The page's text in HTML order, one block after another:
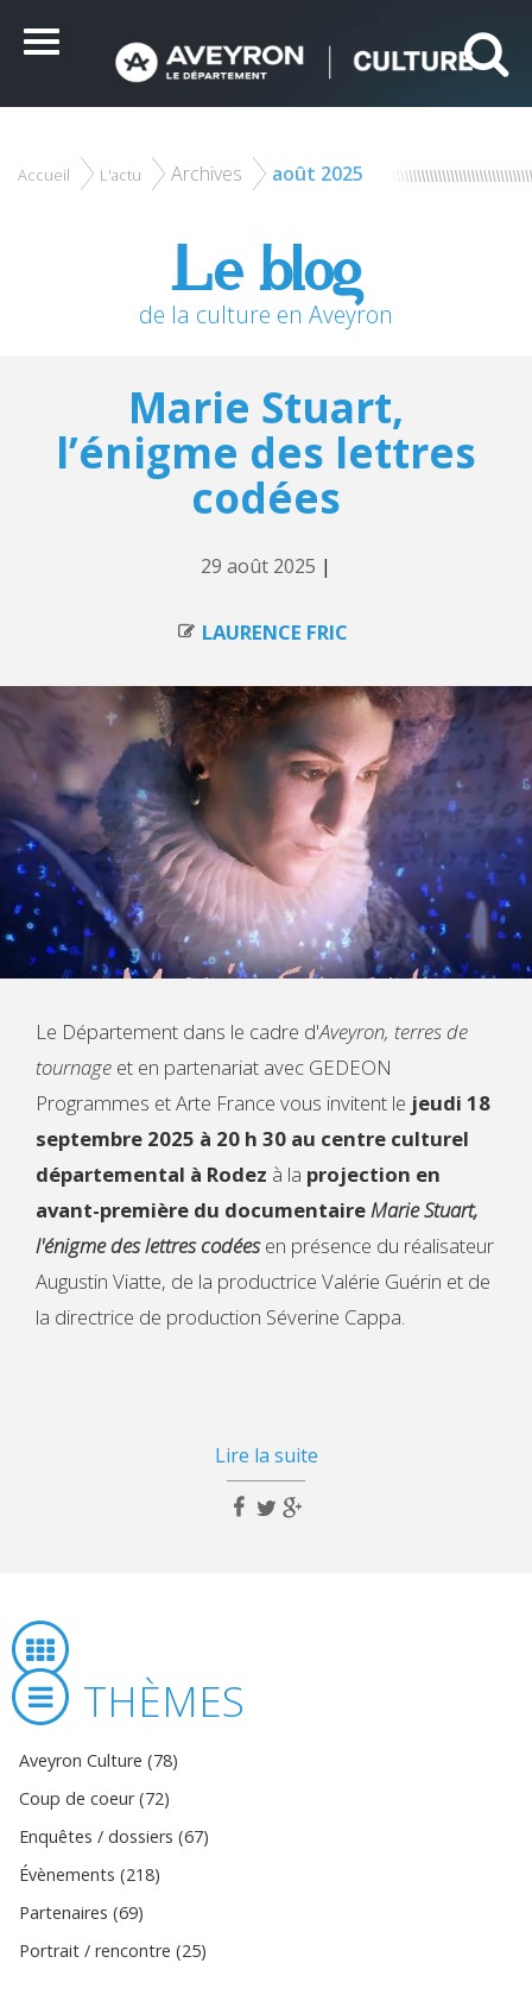
Menu
Accueil L'actu Archives août 2025
Le blog
de la culture en Aveyron
Marie Stuart,
l’énigme des lettres
codées
29 août 2025 |
LAURENCE FRIC
Le Département dans le cadre d'Aveyron, terres de
tournage et en partenariat avec GEDEON
Programmes et Arte France vous invitent le jeudi 18
septembre 2025 à 20 h 30 au centre culturel
départemental à Rodez à la projection en
avant-première du documentaireMarie Stuart,
l'énigme des lettres codéesen présence du réalisateur
Augustin Viatte, de la productrice Valérie Guérin et de
la directrice de production Séverine Cappa.
Lire la suite
THÈMES
Aveyron Culture (78)
Coup de coeur (72)
Enquêtes / dossiers (67)
Évènements (218)
Partenaires (69)
Portrait / rencontre (25)
ceux que vous souhaitez activer
Tout accepter Tout refuser Personnaliser